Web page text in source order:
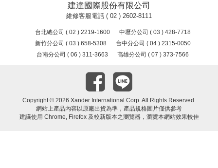
建達國際股份有限公司
維修客服電話 ( 02 ) 2602-8111
台北總公司 ( 02 ) 2219-1600
中壢分公司 ( 03 ) 428-7718
新竹分公司 ( 03 ) 658-5308
台中分公司 ( 04 ) 2315-0050
台南分公司 ( 06 ) 311-3663
高雄分公司 ( 07 ) 373-7566
Copyright © 2026 Xander International Corp. All Rights Reserved.
網站上產品內容以原廠出貨為準，產品規格圖片僅供參考
建議使用 Chrome, Firefox 及較新版本之瀏覽器，瀏覽本網站效果較佳